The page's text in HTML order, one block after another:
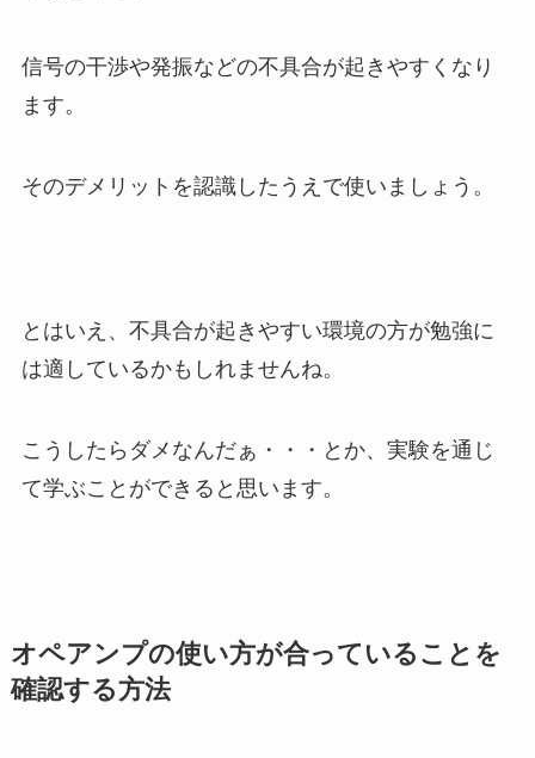
信号の干渉や発振などの不具合が起きやすくなり
ます。
そのデメリットを認識したうえで使いましょう。
とはいえ、不具合が起きやすい環境の方が勉強に
は適しているかもしれませんね。
こうしたらダメなんだぁ・・・とか、実験を通じ
て学ぶことができると思います。
オペアンプの使い方が合っていることを
確認する方法